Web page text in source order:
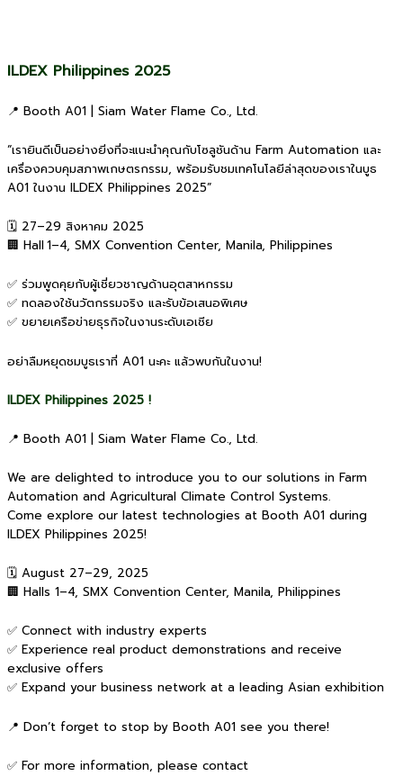
ILDEX Philippines 2025
📍 Booth A01 | Siam Water Flame Co., Ltd.
“เรายินดีเป็นอย่างยิ่งที่จะแนะนำคุณกับโซลูชันด้าน Farm Automation และ
เครื่องควบคุมสภาพเกษตรกรรม, พร้อมรับชมเทคโนโลยีล่าสุดของเราในบูธ
A01 ในงาน ILDEX Philippines 2025”
🗓 27–29 สิงหาคม 2025
🏢 Hall 1–4, SMX Convention Center, Manila, Philippines
✅ ร่วมพูดคุยกับผู้เชี่ยวชาญด้านอุตสาหกรรม
✅ ทดลองใช้นวัตกรรมจริง และรับข้อเสนอพิเศษ
✅ ขยายเครือข่ายธุรกิจในงานระดับเอเชีย
อย่าลืมหยุดชมบูธเราที่ A01 นะคะ แล้วพบกันในงาน!
ILDEX Philippines 2025 !
📍 Booth A01 | Siam Water Flame Co., Ltd.
We are delighted to introduce you to our solutions in Farm
Automation and Agricultural Climate Control Systems.
Come explore our latest technologies at Booth A01 during
ILDEX Philippines 2025!
🗓 August 27–29, 2025
🏢 Halls 1–4, SMX Convention Center, Manila, Philippines
✅ Connect with industry experts
✅ Experience real product demonstrations and receive
exclusive offers
✅ Expand your business network at a leading Asian exhibition
📍 Don’t forget to stop by Booth A01 see you there!
✅ For more information, please contact